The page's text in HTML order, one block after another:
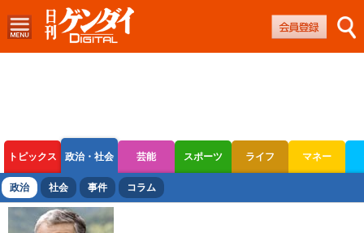
トピックス 政治・社会 芸能 スポーツ ライフ マネー
ボートレース 競輪 オートレース
政治 社会 事件 コラム